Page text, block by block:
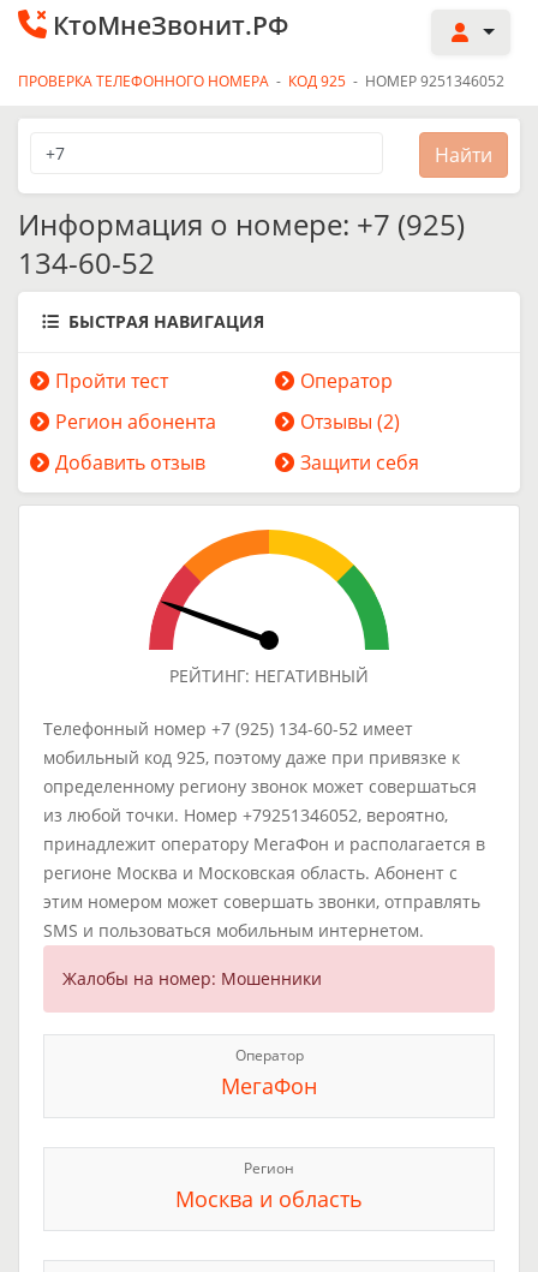
КтоМнеЗвонит.РФ
ПРОВЕРКА ТЕЛЕФОННОГО НОМЕРА - КОД 925 - НОМЕР 9251346052
Информация о номере: +7 (925)
134-60-52
БЫСТРАЯ НАВИГАЦИЯ
Пройти тест
Оператор
Регион абонента
Отзывы (2)
Добавить отзыв
Защити себя
РЕЙТИНГ: НЕГАТИВНЫЙ
Телефонный номер +7 (925) 134-60-52 имеет
мобильный код 925, поэтому даже при привязке к
определенному региону звонок может совершаться
из любой точки. Номер +79251346052, вероятно,
принадлежит оператору МегаФон и располагается в
регионе Москва и Московская область. Абонент с
этим номером может совершать звонки, отправлять
SMS и пользоваться мобильным интернетом.
Жалобы на номер: Мошенники
Оператор
МегаФон
Регион
Москва и область